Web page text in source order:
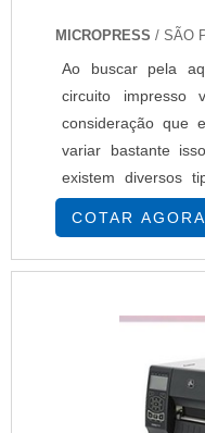
MICROPRESS / SÃO
Ao buscar pela
circuito impresso
consideração que
variar bastante
existem diversos
cada uma com
em diversos
circuito impresso
Automotivo, Entre outras. Como
COTAR AGORA